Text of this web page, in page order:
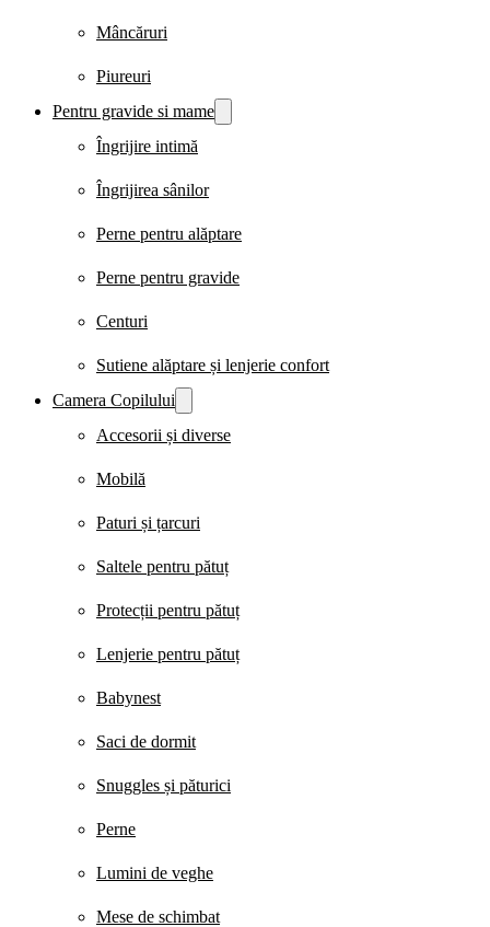
Mâncăruri
Piureuri
Pentru gravide si mame
Îngrijire intimă
Îngrijirea sânilor
Perne pentru alăptare
Perne pentru gravide
Centuri
Sutiene alăptare și lenjerie confort
Camera Copilului
Accesorii și diverse
Mobilă
Paturi și țarcuri
Saltele pentru pătuț
Protecții pentru pătuț
Lenjerie pentru pătuț
Babynest
Saci de dormit
Snuggles și păturici
Perne
Lumini de veghe
Mese de schimbat